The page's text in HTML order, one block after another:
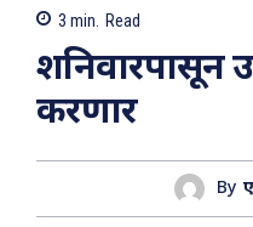
3 min. Read
शनिवारपासून
करणार
By